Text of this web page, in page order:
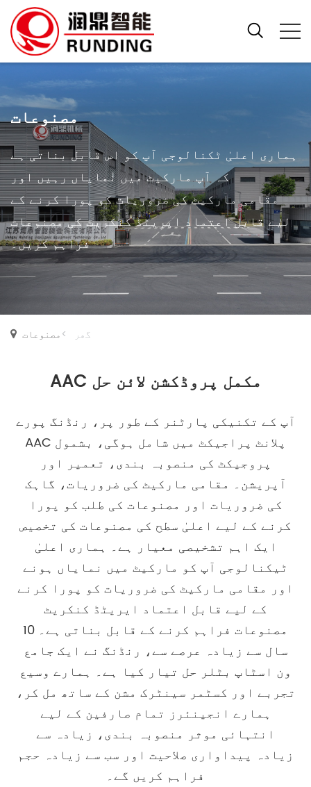
مصنوعات
ہماری اعلیٰ ٹکنالوجی آپ کو اس قابل بناتی ہے
کہ آپ مارکیٹ میں نمایاں رہیں اور
مقامی مارکیٹ کی ضروریات کو پورا کرنے کے
لیے قابل اعتماد ایریٹڈ کنکریٹ کی مصنوعات
فراہم کریں۔
گھر >مصنوعات
AAC مکمل پروڈکشن لائن حل
آپ کے تکنیکی پارٹنر کے طور پر، رنڈنگ پورے
AAC پلانٹ پراجیکٹ میں شامل ہوگی، بشمول
پروجیکٹ کی منصوبہ بندی، تعمیر اور
آپریشن۔ مقامی مارکیٹ کی ضروریات، گاہک
کی ضروریات اور مصنوعات کی طلب کو پورا
کرنے کے لیے اعلیٰ سطح کی مصنوعات کی تخصیص
ایک اہم تشخیصی معیار ہے۔ ہماری اعلیٰ
ٹیکنالوجی آپ کو مارکیٹ میں نمایاں ہونے
اور مقامی مارکیٹ کی ضروریات کو پورا کرنے
کے لیے قابل اعتماد ایریٹڈ کنکریٹ
مصنوعات فراہم کرنے کے قابل بناتی ہے۔ 10
سال سے زیادہ عرصے سے، رنڈنگ نے ایک جامع
ون اسٹاپ بٹلر حل تیار کیا ہے۔ ہمارے وسیع
تجربے اور کسٹمر سینٹرک مشن کے ساتھ مل کر،
ہمارے انجینئرز تمام صارفین کے لیے
انتہائی موثر منصوبہ بندی، زیادہ سے
زیادہ پیداواری صلاحیت اور سب سے زیادہ حجم
فراہم کریں گے۔